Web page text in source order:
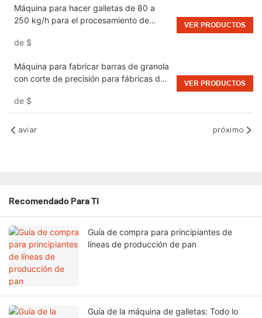
Máquina para hacer galletas de 80 a
250 kg/h para el procesamiento de
de $
VER PRODUCTOS
Máquina para fabricar barras de granola
con corte de precisión para fábricas de
de $
VER PRODUCTOS
aviar próximo
Recomendado Para Ti
Guía de compra para principiantes de
líneas de producción de pan
Guía de la máquina de galletas: Todo lo